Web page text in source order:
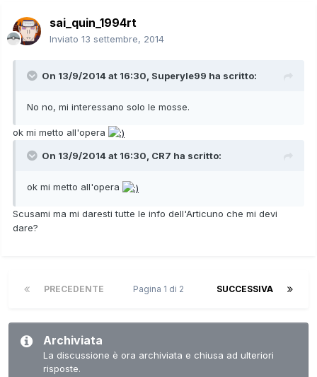
sai_quin_1994rt
Inviato 13 settembre, 2014
On 13/9/2014 at 16:30, Superyle99 ha scritto:
No no, mi interessano solo le mosse.
ok mi metto all'opera
On 13/9/2014 at 16:30, CR7 ha scritto:
ok mi metto all'opera
Scusami ma mi daresti tutte le info dell'Articuno che mi devi
dare?
PRECEDENTE SUCCESSIVA
Pagina 1 di 2
Archiviata
La discussione è ora archiviata e chiusa ad ulteriori
risposte.